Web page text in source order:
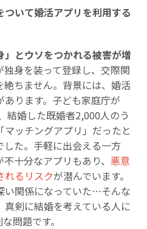
いて婚活アプリを利用する
」とウソをつかれる被害が増
独身を装って登録し、交際関
ちません。背景には、婚活
ります。子ども家庭庁が
結婚した既婚者2,000人のう
ッチングアプリ」だったと
た。手軽に出会える一方
十分なアプリもあり、悪意
れるリスクが潜んでいます。
い関係になっていた…そんな
剣に結婚を考えている人に
問題です。